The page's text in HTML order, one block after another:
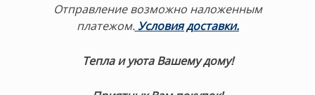
Отправление возможно наложенным
платежом. Условия доставки.
Тепла и уюта Вашему дому!